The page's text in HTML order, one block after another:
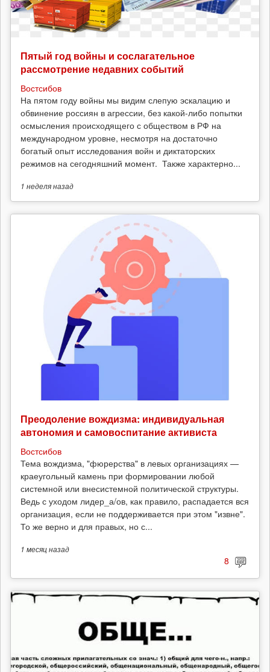
Пятый год войны и сослагательное
рассмотрение недавних событий
Востсибов
На пятом году войны мы видим слепую эскалацию и
обвинение россиян в агрессии, без какой-либо попытки
осмысления происходящего с обществом в РФ на
международном уровне, несмотря на достаточно
богатый опыт исследования войн и диктаторских
режимов на сегодняшний момент. Также характерно...
1 неделяназад
Преодоление вождизма: индивидуальная
автономия и самовоспитание активиста
Востсибов
Тема вождизма, "фюрерства" в левых организациях —
краеугольный камень при формировании любой
системной или внесистемной политической структуры.
Ведь с уходом лидер_а/ов, как правило, распадается вся
организация, если не поддерживается при этом "извне".
То же верно и для правых, но с...
1 месяцназад
8